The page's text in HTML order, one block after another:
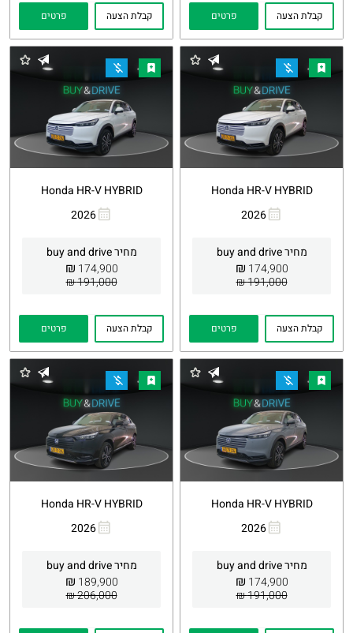
קבלת הצעה פרטים קבלת הצעה פרטים
Honda HR-V HYBRID
2026
מחיר buy and drive
174,900
₪
191,000 ₪
Whatsapp
קבלת הצעה פרטים
Honda HR-V HYBRID
2026
מחיר buy and drive
174,900
₪
191,000 ₪
Whatsapp
קבלת הצעה פרטים
Honda HR-V HYBRID
2026
מחיר buy and drive
174,900
₪
191,000 ₪
Whatsapp
Honda HR-V HYBRID
2026
מחיר buy and drive
189,900
₪
206,000 ₪
Whatsapp